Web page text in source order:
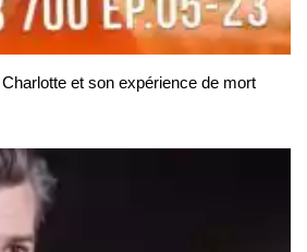
et son expérience de mort